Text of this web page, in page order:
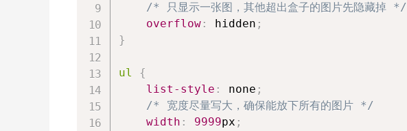
/* 只显示一张图，其他超出盒子的图片先隐藏掉 */
overflow: hidden ;
}
ul
{
list-style : none ;
/* 宽度尽量写大，确保能放下所有的图片 */
width : 9999px ;